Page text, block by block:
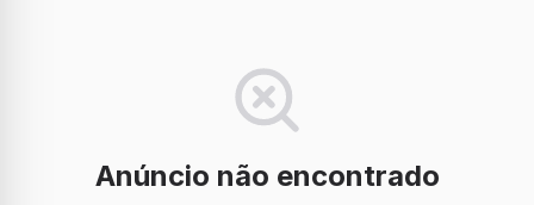
Anúncio não encontrado